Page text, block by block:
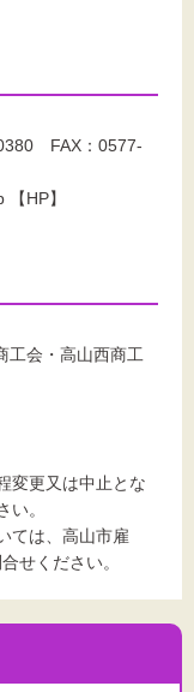
FAX：0577-
HP】
工会・高山西商工
変更又は中止とな
。
ては、高山市雇
せください。